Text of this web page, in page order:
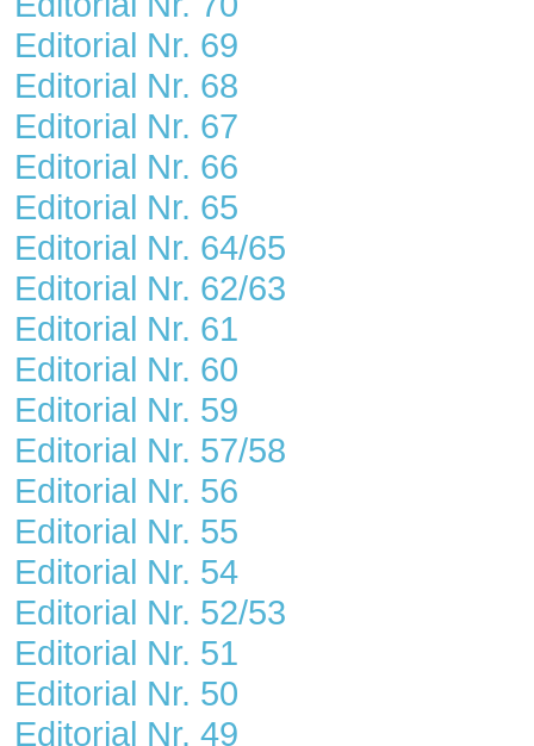
Editorial Nr. 69
Editorial Nr. 68
Editorial Nr. 67
Editorial Nr. 66
Editorial Nr. 65
Editorial Nr. 64/65
Editorial Nr. 62/63
Editorial Nr. 61
Editorial Nr. 60
Editorial Nr. 59
Editorial Nr. 57/58
Editorial Nr. 56
Editorial Nr. 55
Editorial Nr. 54
Editorial Nr. 52/53
Editorial Nr. 51
Editorial Nr. 50
Editorial Nr. 49